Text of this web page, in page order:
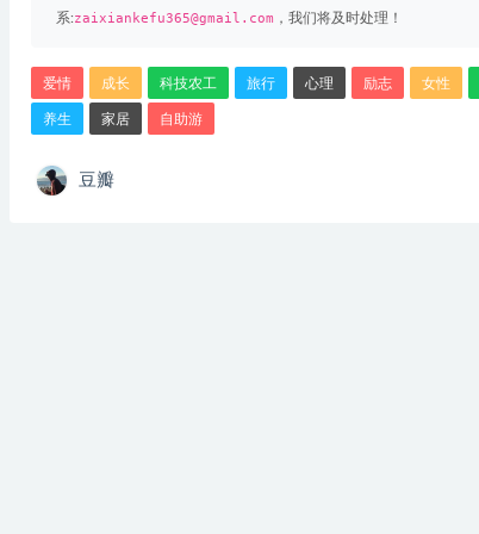
系:zaixiankefu365@gmail.com ，我们将及时处理！
爱情 成长 科技农工 旅行 心理 励志 女性
养生 家居 自助游
豆瓣